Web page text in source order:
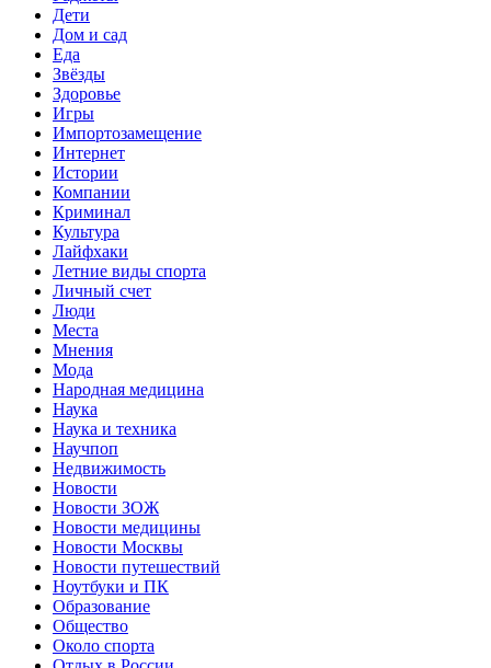
Дети
Дом и сад
Еда
Звёзды
Здоровье
Игры
Импортозамещение
Интернет
Истории
Компании
Криминал
Культура
Лайфхаки
Летние виды спорта
Личный счет
Люди
Места
Мнения
Мода
Народная медицина
Наука
Наука и техника
Научпоп
Недвижимость
Новости
Новости ЗОЖ
Новости медицины
Новости Москвы
Новости путешествий
Ноутбуки и ПК
Образование
Общество
Около спорта